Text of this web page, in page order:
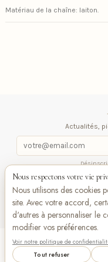
​Matériau de la chaîne: laiton.
Actualités,
iqitlinksmanager module
VISA
maestro
Nous respectons votre vie
Nous utilisons des cookies
site. Avec votre accord,
d'autres à personnaliser le
modifier vos préférences.
Voir notre politique de
Tout refuser